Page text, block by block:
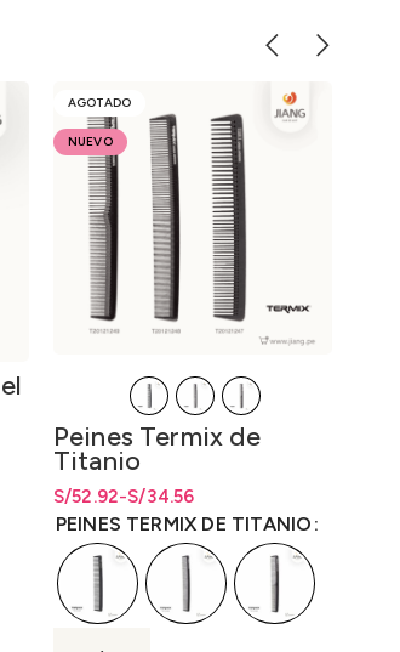
AGOTADO
NUEVO
Peines Termix de
Titanio
S/34.56
-
S/52.92
Rango de precios: desde S/34.56
hasta S/52.92
Rango de precios: desde
hastaS/ 52.92
PEINES TERMIX DE TITANIO